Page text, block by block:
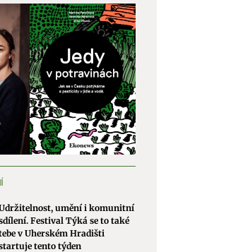
umění i komunitní
Festival Týká se to také
v Uherském Hradišti
tento týden